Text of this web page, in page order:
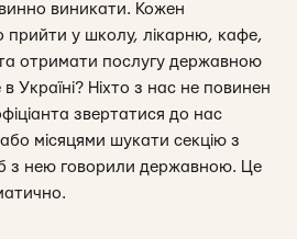
виникати. Кожен
прийти у школу, лікарню, кафе,
отримати послугу державною
Україні? Ніхто з нас не повинен
звертатися до нас
місяцями шукати секцію з
з нею говорили державною. Це